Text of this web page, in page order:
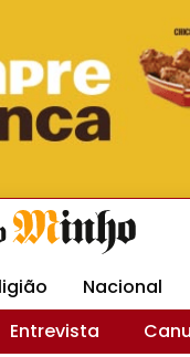
Livraria DM
Nacional
Entrevista